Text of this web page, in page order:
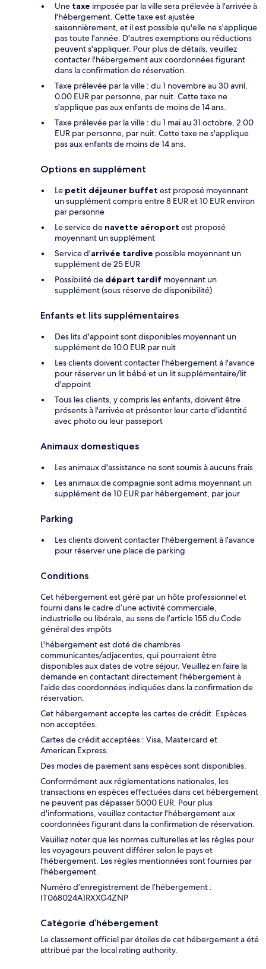
Une taxe imposée par la ville sera prélevée à l'arrivée à
l'hébergement. Cette taxe est ajustée
saisonnièrement, et il est possible qu'elle ne s'applique
pas toute l'année. D'autres exemptions ou réductions
peuvent s'appliquer. Pour plus de détails, veuillez
contacter l'hébergement aux coordonnées figurant
dans la confirmation de réservation.
Taxe prélevée par la ville : du 1 novembre au 30 avril,
0.00 EUR par personne, par nuit. Cette taxe ne
s'applique pas aux enfants de moins de 14 ans.
Taxe prélevée par la ville : du 1 mai au 31 octobre, 2.00
EUR par personne, par nuit. Cette taxe ne s'applique
pas aux enfants de moins de 14 ans.
Options en supplément
Le petit déjeuner buffet est proposé moyennant
un supplément compris entre 8 EUR et 10 EUR environ
par personne
Le service de navette aéroport est proposé
moyennant un supplément
Service d'arrivée tardive possible moyennant un
supplément de 25 EUR
Possibilité de départ tardif moyennant un
supplément (sous réserve de disponibilité)
Enfants et lits supplémentaires
Des lits d'appoint sont disponibles moyennant un
supplément de 10.0 EUR par nuit
Les clients doivent contacter l'hébergement à l'avance
pour réserver un lit bébé et un lit supplémentaire/lit
d'appoint
Tous les clients, y compris les enfants, doivent être
présents à l'arrivée et présenter leur carte d'identité
avec photo ou leur passeport
Animaux domestiques
Les animaux d'assistance ne sont soumis à aucuns frais
Les animaux de compagnie sont admis moyennant un
supplément de 10 EUR par hébergement, par jour
Parking
Les clients doivent contacter l'hébergement à l'avance
pour réserver une place de parking
Conditions
Cet hébergement est géré par un hôte professionnel et
fourni dans le cadre d’une activité commerciale,
industrielle ou libérale, au sens de l’article 155 du Code
général des impôts
L'hébergement est doté de chambres
communicantes/adjacentes, qui pourraient être
disponibles aux dates de votre séjour. Veuillez en faire la
demande en contactant directement l'hébergement à
l'aide des coordonnées indiquées dans la confirmation de
réservation.
Cet hébergement accepte les cartes de crédit. Espèces
non acceptées.
Cartes de crédit acceptées : Visa, Mastercard et
American Express.
Des modes de paiement sans espèces sont disponibles.
Conformément aux réglementations nationales, les
transactions en espèces effectuées dans cet hébergement
ne peuvent pas dépasser 5000 EUR. Pour plus
d'informations, veuillez contacter l'hébergement aux
coordonnées figurant dans la confirmation de réservation.
Veuillez noter que les normes culturelles et les règles pour
les voyageurs peuvent différer selon le pays et
l'hébergement. Les règles mentionnées sont fournies par
l'hébergement.
Numéro d’enregistrement de l’hébergement :
IT068024A1RXXG4ZNP
Catégorie d’hébergement
Le classement officiel par étoiles de cet hébergement a été
attribué par the local rating authority.